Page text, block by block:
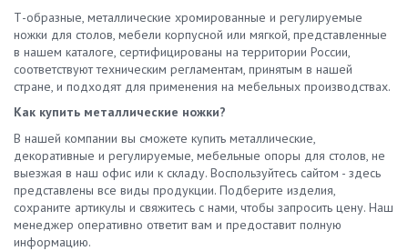
Т-образные, металлические хромированные и регулируемые
ножки для столов, мебели корпусной или мягкой, представленные
в нашем каталоге, сертифицированы на территории России,
соответствуют техническим регламентам, принятым в нашей
стране, и подходят для применения на мебельных производствах.
Как купить металлические ножки?
В нашей компании вы сможете купить металлические,
декоративные и регулируемые, мебельные опоры для столов, не
выезжая в наш офис или к складу. Воспользуйтесь сайтом - здесь
представлены все виды продукции. Подберите изделия,
сохраните артикулы и свяжитесь с нами, чтобы запросить цену. Наш
менеджер оперативно ответит вам и предоставит полную
информацию.